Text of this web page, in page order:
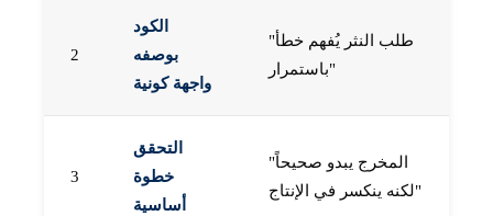
2
الكود
بوصفه
واجهة كونية
"طلب النثر يُفهم خطأ
باستمرار"
3
التحقق
خطوة
أساسية
"المخرج يبدو صحيحاً
لكنه ينكسر في الإنتاج"